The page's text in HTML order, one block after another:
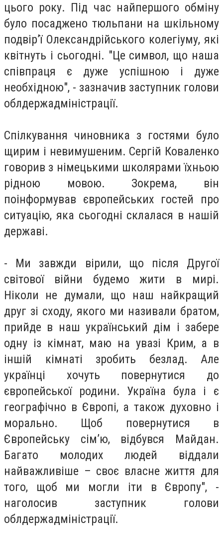
цього року. Під час найпершого обміну
було посаджено тюльпани на шкільному
подвір’ї Олександрійського колегіуму, які
квітнуть і сьогодні. "Це символ, що наша
співпраця є дуже успішною і дуже
необхідною", - зазначив заступник голови
облдержадміністрації.
Спілкування чиновника з гостями було
щирим і невимушеним. Сергій Коваленко
говорив з німецькими школярами їхньою
рідною мовою. Зокрема, він
поінформував європейських гостей про
ситуацію, яка сьогодні склалася в нашій
державі.
- Ми завжди вірили, що після Другої
світової війни будемо жити в мирі.
Ніколи не думали, що наш найкращий
друг зі сходу, якого ми називали братом,
прийде в наш український дім і забере
одну із кімнат, маю на увазі Крим, а в
іншій кімнаті зробить безлад. Але
українці хочуть повернутися до
європейської родини. Україна була і є
географічно в Європі, а також духовно і
морально. Щоб повернутися в
Європейську сім’ю, відбувся Майдан.
Багато молодих людей віддали
найважливіше – своє власне життя для
того, щоб ми могли іти в Європу", -
наголосив заступник голови
облдержадміністрації.